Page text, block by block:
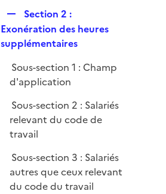
r
e
p
i
e
Section 2 :
Exonération des heures
supplémentaires
Sous-section 1 : Champ
d'application
Sous-section 2 : Salariés
relevant du code de
travail
Sous-section 3 : Salariés
autres que ceux relevant
du code du travail